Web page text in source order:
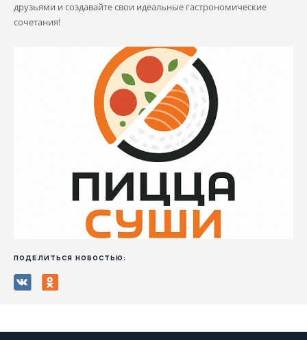
друзьями и создавайте свои идеальные гастрономические
сочетания!
ПОДЕЛИТЬСЯ НОВОСТЬЮ: